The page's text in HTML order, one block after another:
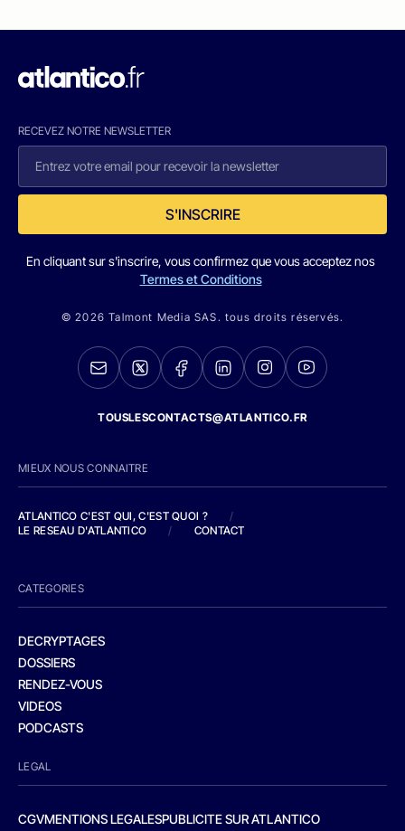
RECEVEZ NOTRE NEWSLETTER
S'INSCRIRE
En cliquant sur s'inscrire, vous confirmez que vous acceptez nos
Termes et Conditions
© 2026 Talmont Media SAS. tous droits réservés.
TOUSLESCONTACTS@ATLANTICO.FR
MIEUX NOUS CONNAITRE
ATLANTICO C'EST QUI, C'EST QUOI ?
/
LE RESEAU D'ATLANTICO
/ CONTACT
CATEGORIES
DECRYPTAGES
DOSSIERS
RENDEZ-VOUS
VIDEOS
PODCASTS
LEGAL
CGVMENTIONS LEGALESPUBLICITE SUR ATLANTICO